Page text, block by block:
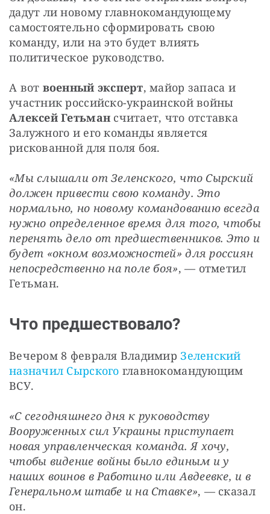
дадут ли новому главнокомандующему
самостоятельно сформировать свою
команду, или на это будет влиять
политическое руководство.
А вот военный эксперт, майор запаса и
Алексей Гетьман считает, что отставка
Залужного и его команды является
рискованной для поля боя.
«Мы слышали от Зеленского, что Сырский
должен привести свою команду. Это
нормально, но новому командованию всегда
нужно определенное время для того, чтобы
перенять дело от предшественников. Это и
будет «окном возможностей» для россиян
непосредственно на поле боя», — отметил
Гетьман.
Что предшествовало?
Вечером 8 февраля Владимир Зеленский
назначил Сырского главнокомандующим
ВСУ.
«С сегодняшнего дня к руководству
Вооруженных сил Украины приступает
новая управленческая команда. Я хочу,
чтобы видение войны было единым и у
наших воинов в Работино или Авдеевке, и в
Генеральном штабе и на Ставке», — сказал
он.